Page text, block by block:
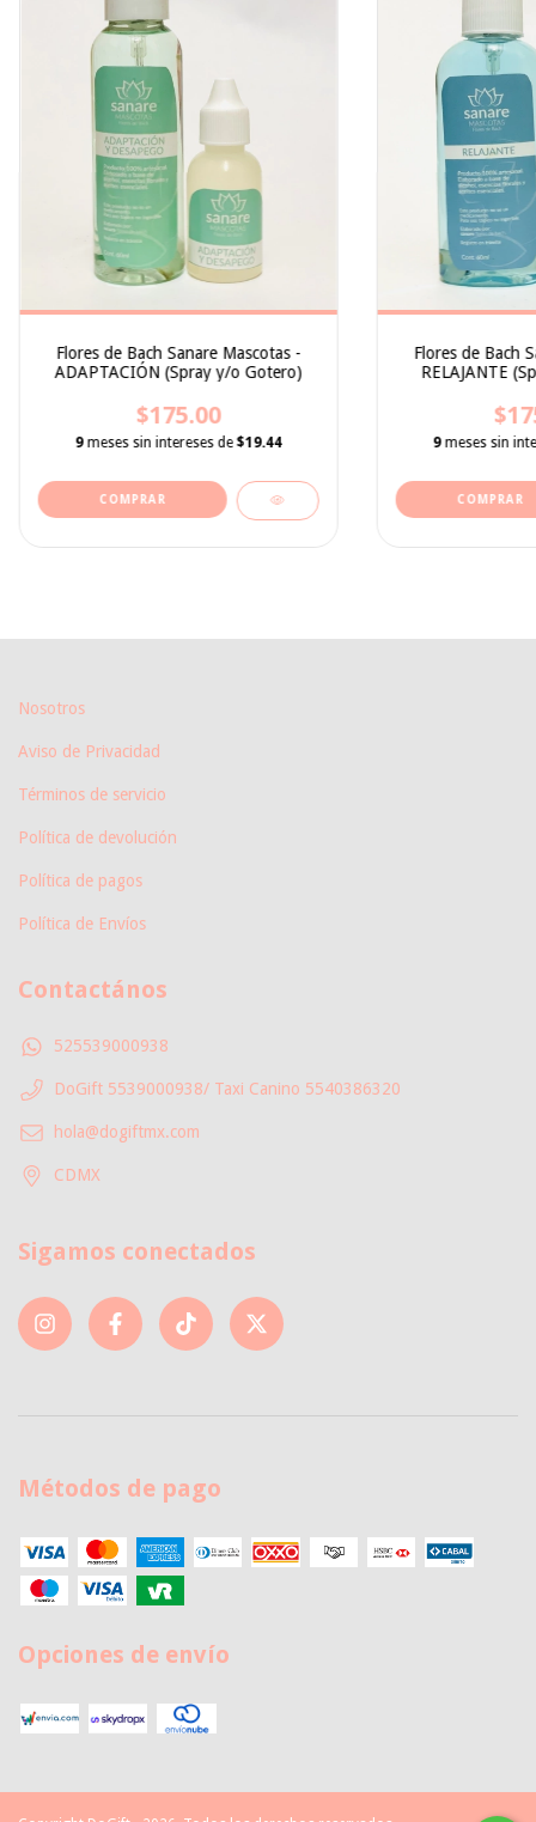
Flores de Bach Sanare Mascotas -
ADAPTACIÓN (Spray y/o Gotero)
$175.00
9 meses sin intereses de$19.44
COMPRAR
Flores de Bach
RELAJANTE
9 meses sin
COMPRAR
Nosotros
Aviso de Privacidad
Términos de servicio
Política de devolución
Política de pagos
Política de Envíos
Contactános
525539000938
DoGift 5539000938/ Taxi Canino 5540386320
hola@dogiftmx.com
CDMX
Sigamos conectados
Métodos de pago
Opciones de envío